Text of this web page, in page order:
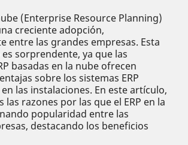
(Enterprise Resource Planning)
creciente adopción,
entre las grandes empresas. Esta
sorprendente, ya que las
basadas en la nube ofrecen
sobre los sistemas ERP
las instalaciones. En este artículo,
las razones por las que el ERP en la
popularidad entre las
destacando los beneficios